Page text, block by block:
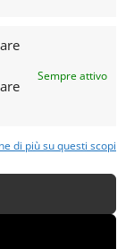
Sempre attivo
di più su questi scopi